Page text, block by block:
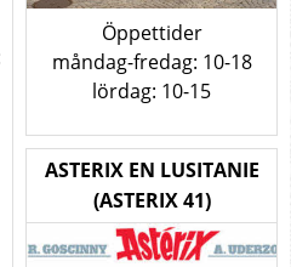
Öppettider
måndag-fredag: 10-18
lördag: 10-15
ASTERIX EN LUSITANIE
(ASTERIX 41)